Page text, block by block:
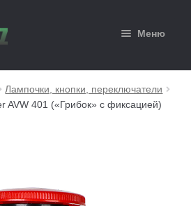
Меню
Лампочки, кнопки, переключатели
AVW 401 («Грибок» с фиксацией)